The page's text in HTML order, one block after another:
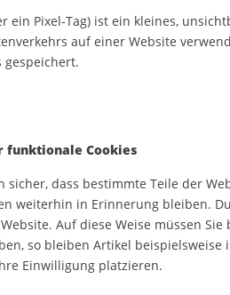
ein Pixel-Tag) ist ein kleines,
auf einer Website
gespeichert.
funktionale Cookies
sicher, dass bestimmte Teile der
weiterhin in Erinnerung bleiben.
Auf diese Weise müssen
so bleiben Artikel
Einwilligung platzieren.